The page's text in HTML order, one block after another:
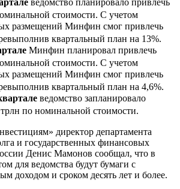
стоимости. С учетом
размещений Минфин смог привлечь
квартальный план на 13%.
Минфин планировал привлечь
стоимости. С учетом
размещений Минфин смог привлечь
квартальный план на 4,6%.
ведомство запланировало
по номинальной стоимости.
директор департамента
и государственных финансовых
Денис Мамонов сообщал, что в
для ведомства будут бумаги с
доходом и сроком десять лет и более.